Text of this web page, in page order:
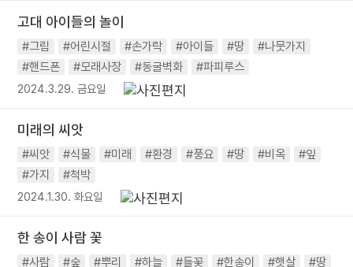
고대 아이들의 놀이
#그림 #어린시절 #손가락 #아이들 #땅
#나뭇가지
#핸드폰
#모래사장 #동굴벽화 #파피루스
2024.3.29. 금요일
미래의 씨앗
#씨앗 #식물 #미래 #환경 #풍요 #땅 #비옥
#잎
#가지
#척박
2024.1.30. 화요일
한 송이 사람 꽃
#사람 #숲 #뿌리 #하늘 #들꽃 #한송이 #햇살
#땅